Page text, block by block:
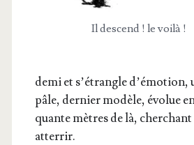
Il des­cend ! le voilà !
demi et s’é­trangle d’é­mo­tion,
pâle, der­nier modèle, évo­lue
quante mètres de là,
atterrir.